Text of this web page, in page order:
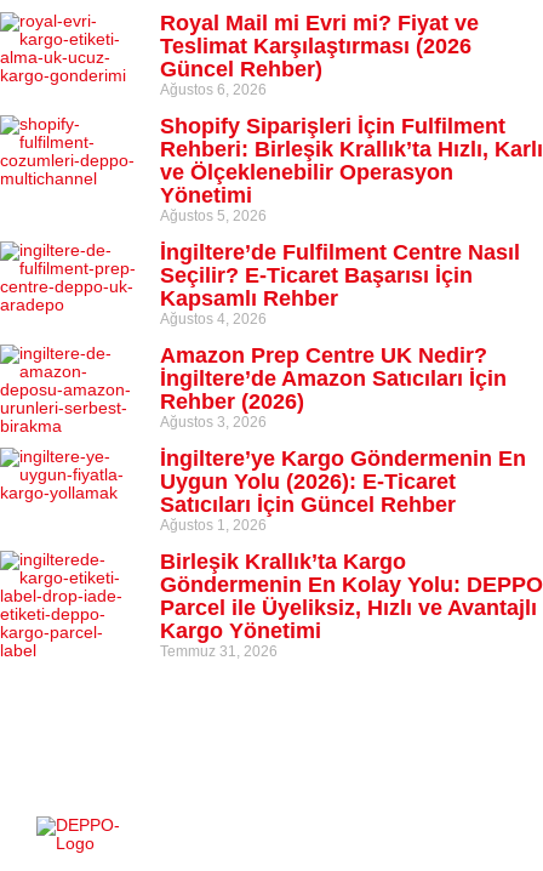
Royal Mail mi Evri mi? Fiyat ve
Teslimat Karşılaştırması (2026
Güncel Rehber)
Ağustos 6, 2026
Shopify Siparişleri İçin Fulfilment
Rehberi: Birleşik Krallık’ta Hızlı, Karlı
ve Ölçeklenebilir Operasyon
Yönetimi
Ağustos 5, 2026
İngiltere’de Fulfilment Centre Nasıl
Seçilir? E-Ticaret Başarısı İçin
Kapsamlı Rehber
Ağustos 4, 2026
Amazon Prep Centre UK Nedir?
İngiltere’de Amazon Satıcıları İçin
Rehber (2026)
Ağustos 3, 2026
İngiltere’ye Kargo Göndermenin En
Uygun Yolu (2026): E-Ticaret
Satıcıları İçin Güncel Rehber
Ağustos 1, 2026
Birleşik Krallık’ta Kargo
Göndermenin En Kolay Yolu: DEPPO
Parcel ile Üyeliksiz, Hızlı ve Avantajlı
Kargo Yönetimi
Temmuz 31, 2026